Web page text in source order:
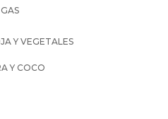
Y VEGETALES
Y COCO